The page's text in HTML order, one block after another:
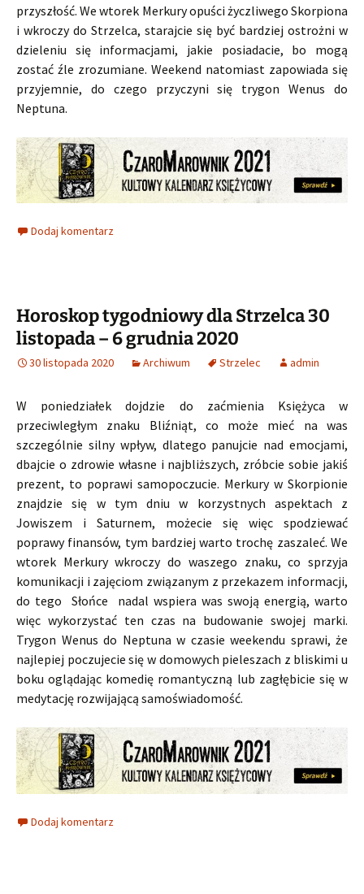
przyszłość. We wtorek Merkury opuści życzliwego Skorpiona
i wkroczy do Strzelca, starajcie się być bardziej ostrożni w
dzieleniu się informacjami, jakie posiadacie, bo mogą
zostać źle zrozumiane. Weekend natomiast zapowiada się
przyjemnie, do czego przyczyni się trygon Wenus do
Neptuna.
Dodaj komentarz
Horoskop tygodniowy dla Strzelca 30
listopada – 6 grudnia 2020
30 listopada 2020 Archiwum Strzelec admin
W poniedziałek dojdzie do zaćmienia Księżyca w
przeciwległym znaku Bliźniąt, co może mieć na was
szczególnie silny wpływ, dlatego panujcie nad emocjami,
dbajcie o zdrowie własne i najbliższych, zróbcie sobie jakiś
prezent, to poprawi samopoczucie. Merkury w Skorpionie
znajdzie się w tym dniu w korzystnych aspektach z
Jowiszem i Saturnem, możecie się więc spodziewać
poprawy finansów, tym bardziej warto trochę zaszaleć. We
wtorek Merkury wkroczy do waszego znaku, co sprzyja
komunikacji i zajęciom związanym z przekazem informacji,
do tego Słońce nadal wspiera was swoją energią, warto
więc wykorzystać ten czas na budowanie swojej marki.
Trygon Wenus do Neptuna w czasie weekendu sprawi, że
najlepiej poczujecie się w domowych pieleszach z bliskimi u
boku oglądając komedię romantyczną lub zagłębicie się w
medytację rozwijającą samoświadomość.
Dodaj komentarz